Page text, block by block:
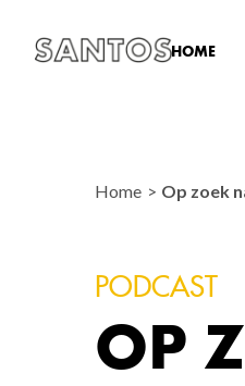
HOME
Home Op zoek
PODCAST
OP